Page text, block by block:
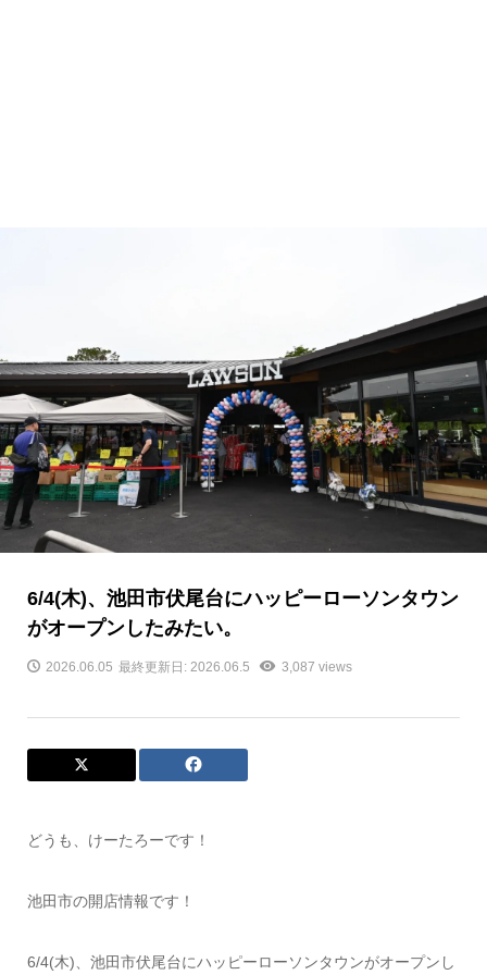
6/4(木)、池田市伏尾台にハッピーローソンタウン
がオープンしたみたい。
2026.06.05 最終更新日: 2026.06.5 3,087 views
どうも、けーたろーです！
池田市の開店情報です！
6/4(木)、池田市伏尾台にハッピーローソンタウンがオープンし